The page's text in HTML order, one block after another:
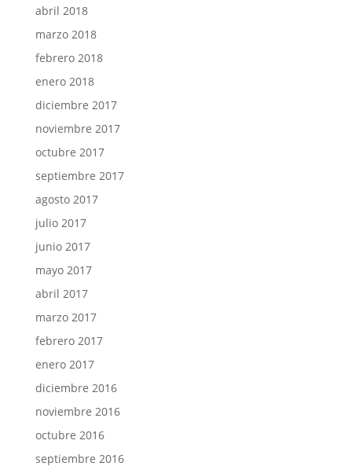
abril 2018
marzo 2018
febrero 2018
enero 2018
diciembre 2017
noviembre 2017
octubre 2017
septiembre 2017
agosto 2017
julio 2017
junio 2017
mayo 2017
abril 2017
marzo 2017
febrero 2017
enero 2017
diciembre 2016
noviembre 2016
octubre 2016
septiembre 2016